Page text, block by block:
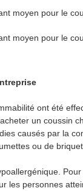
ont été
un coussin
causés par la
ou de
les personnes